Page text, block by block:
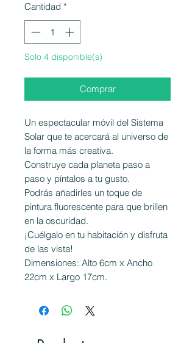
Cantidad *
Solo 4 disponible(s)
Comprar
Un espectacular móvil del Sistema
Solar que te acercará al universo de
la forma más creativa.
Construye cada planeta paso a
paso y píntalos a tu gusto.
Podrás añadirles un toque de
pintura fluorescente para que brillen
en la oscuridad.
¡Cuélgalo en tu habitación y disfruta
de las vista!
Dimensiones: Alto 6cm x Ancho
22cm x Largo 17cm.